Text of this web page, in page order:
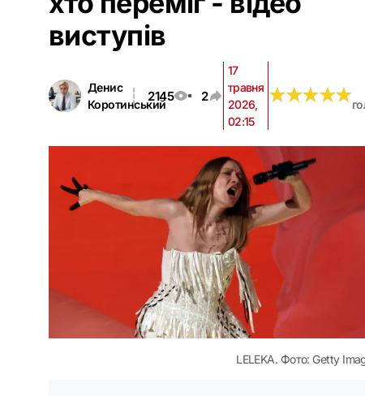
виступів
Денис
Коротинський
2145 2
17
травня
2026,
02:15
★★★★★
★★★★★
LELEKA. Фото: Getty